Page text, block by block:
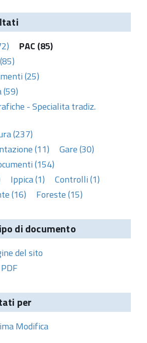
PAC (85)
(25)
(59)
- Specialita tradiz.
(237)
(11)
Gare (30)
(154)
Ippica (1)
Controlli (1)
(16)
Foreste (15)
di documento
del sito
per
Modifica